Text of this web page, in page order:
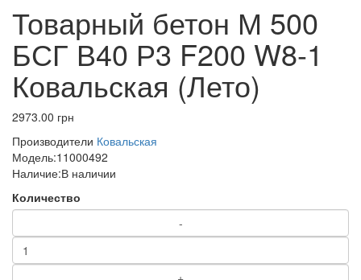
Товарный бетон М 500
БСГ В40 Р3 F200 W8-1
Ковальская (Лето)
2973.00 грн
Производители Ковальская
Модель:11000492
Наличие:В наличии
Количество